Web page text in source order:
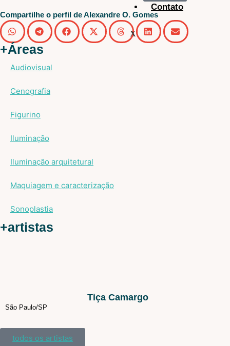
Contato
X
Compartilhe o perfil de Alexandre O. Gomes
+Áreas
Audiovisual
Cenografia
Figurino
Iluminação
Iluminação arquitetural
Maquiagem e caracterização
Sonoplastia
+artistas
Tiça Camargo
São Paulo/SP
todos os artistas